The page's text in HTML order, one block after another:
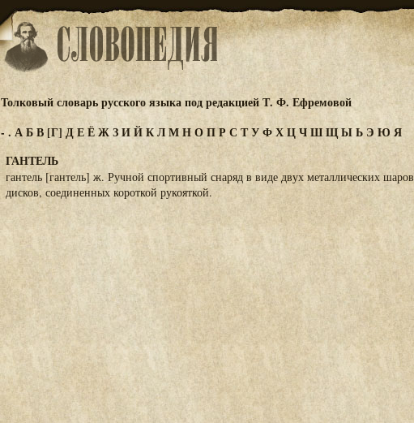
Толковый словарь русского языка под редакцией Т. Ф. Ефремовой
-. АБВ [Г] ДЕЁЖЗИЙКЛМНОПР С ТУФХЦЧШЩЫЬ Э Ю Я
ГАНТЕЛЬ
гантель [гантель] ж. Ручной спортивный снаряд в виде двух металлических
дисков, соединенных короткой рукояткой.